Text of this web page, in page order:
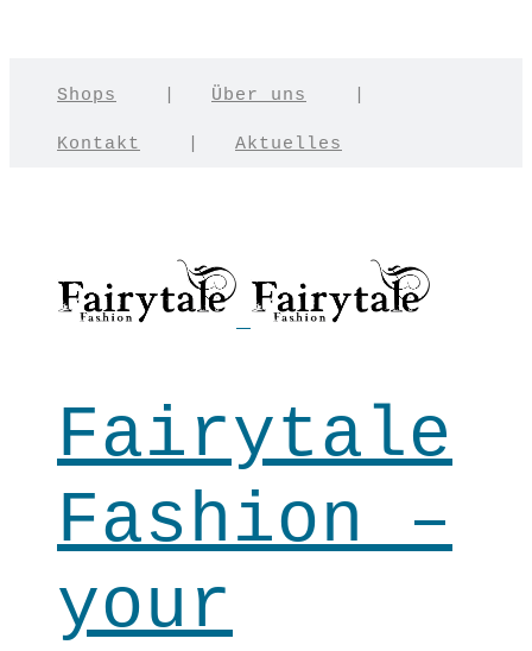
Shops Über uns
Kontakt Aktuelles
Fairytale
Fashion –
your